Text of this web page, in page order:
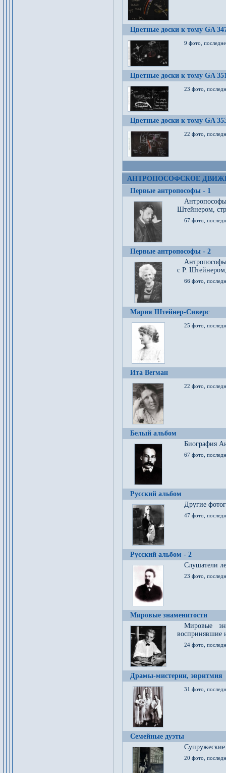
Цветные доски к тому GA
9 фото,
Цветные доски к тому GA
23 фото,
Цветные доски к тому GA
22 фото,
АНТРОПОСОФСКОЕ
Первые антропософы - 1
Штейнером,
67 фото,
Первые антропософы - 2
с Р.
66 фото,
Мария Штейнер-Сиверс
25 фото,
Ита Вегман
22 фото,
Белый альбом
Биография
67 фото,
Русский альбом
Другие
47 фото,
Русский альбом - 2
Cлушатели
23 фото,
Мировые знаменитости
Мировые
воспринявшие
24 фото,
Драмы-мистерии, эвритмия
31 фото,
Семейные дуэты
20 фото,